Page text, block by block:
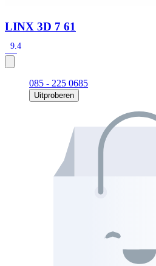
LINX 3D 7 61
9.4
085 - 225 0685
Uitproberen